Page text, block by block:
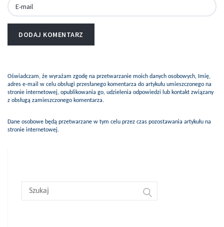
Oświadczam, że wyrażam zgodę na przetwarzanie moich danych osobowych, Imię,
adres e-mail w celu obsługi przesłanego komentarza do artykułu umieszczonego na
stronie internetowej, opublikowania go, udzielenia odpowiedzi lub kontakt związany
z obsługą zamieszczonego komentarza.
Dane osobowe będą przetwarzane w tym celu przez czas pozostawania artykułu na
stronie internetowej.